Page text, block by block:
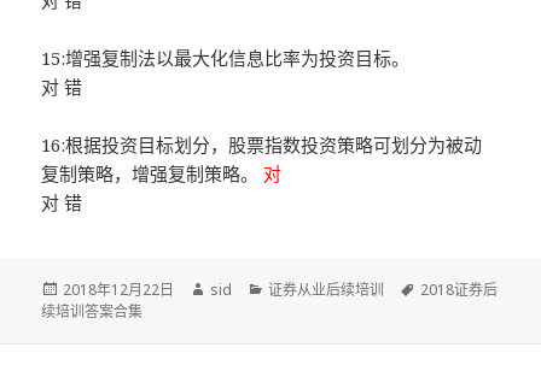
15:增强复制法以最大化信息比率为投资目标。
对 错
16:根据投资目标划分，股票指数投资策略可划分为被动
复制策略，增强复制策略。 对
对 错
发
布
2018年12月22日
作
sid
分
证券从业后续培训
标
2018证券后
续培训答案合集